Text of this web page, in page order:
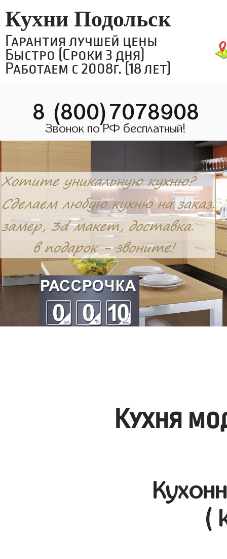
Кухни Подольск
Гарантия лучшей цены
Быстро (Сроки 3 дня)
Работаем с 2008г. (18 лет)
8 (800)7078908
Звонок по РФ бесплатный!
Кухня
(